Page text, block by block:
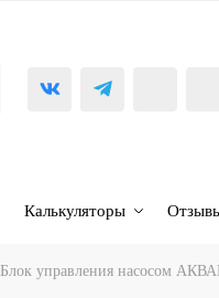
Калькуляторы
Блок управления насосом